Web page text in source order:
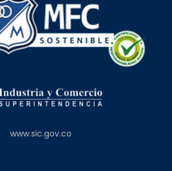
www.sic.gov.co